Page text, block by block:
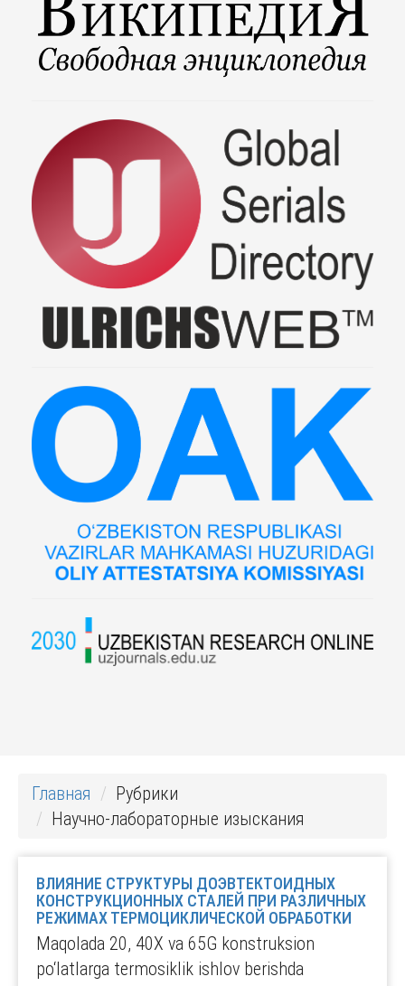
Главная
Рубрики
Научно-лабораторные изыскания
ВЛИЯНИЕ СТРУКТУРЫ ДОЭВТЕКТОИДНЫХ
КОНСТРУКЦИОННЫХ СТАЛЕЙ ПРИ РАЗЛИЧНЫХ
РЕЖИМАХ ТЕРМОЦИКЛИЧЕСКОЙ ОБРАБОТКИ
Maqolada 20, 40X va 65G konstruksion
po‘latlarga termosiklik ishlov berishda